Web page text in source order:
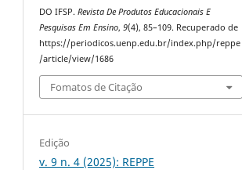
DO IFSP.Revista De Produtos Educacionais E
Pesquisas Em Ensino,9(4), 85–109. Recuperado de
https://periodicos.uenp.edu.br/index.php/reppe
/article/view/1686
Fomatos de Citação
Edição
v. 9 n. 4 (2025): REPPE